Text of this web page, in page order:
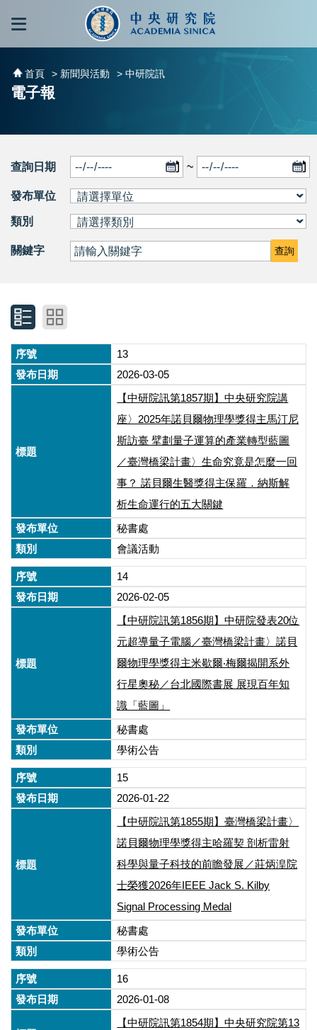
跳到主要內容區塊
首頁 > 新聞與活動 > 中研院訊
電子報
查詢日期 ~
發布單位
類別
關鍵字 查詢
13
2026-03-05
【中研院訊第1857期】中央研究院講
座〉2025年諾貝爾物理學獎得主馬汀尼
斯訪臺 擘劃量子運算的產業轉型藍圖
／臺灣橋梁計畫〉生命究竟是怎麼一回
事？ 諾貝爾生醫獎得主保羅．納斯解
析生命運行的五大關鍵
秘書處
會議活動
14
2026-02-05
【中研院訊第1856期】中研院發表20位
元超導量子電腦／臺灣橋梁計畫〉諾貝
爾物理學獎得主米歇爾‧梅爾揭開系外
行星奧秘／台北國際書展 展現百年知
識「藍圖」
秘書處
學術公告
15
2026-01-22
【中研院訊第1855期】臺灣橋梁計畫〉
諾貝爾物理學獎得主哈羅契 剖析雷射
科學與量子科技的前瞻發展／莊炳湟院
士榮獲2026年IEEE Jack S. Kilby
Signal Processing Medal
秘書處
學術公告
16
2026-01-08
【中研院訊第1854期】中央研究院第13